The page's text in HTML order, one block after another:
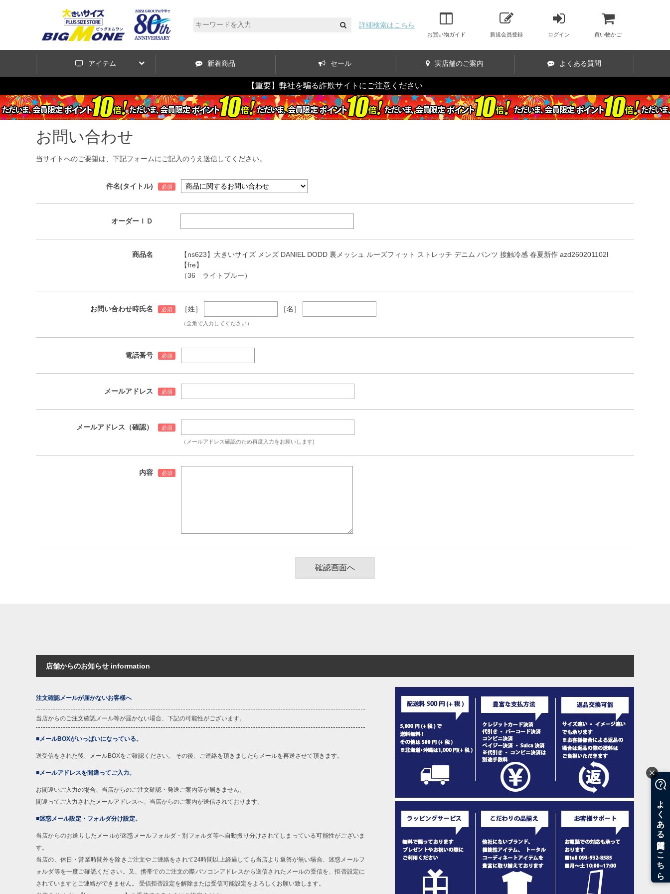
詳細検索はこちら
お買い物ガイド 新規会員登録 ログイン 買い物かご
アイテム 新着商品 セール 実店舗のご案内 よくある質問
【重要】弊社を騙る詐欺サイトにご注意ください
お問い合わせ
当サイトへのご要望は、下記フォームにご記入のうえ送信してください。
件名(タイトル)
オーダーＩＤ
商品名
【ns623】大きいサイズ メンズ DANIEL DODD 裏メッシュ ルーズフィット ストレッチ デニム パンツ 接触冷感 春夏新作 azd260201102l
【fre】
（36 ライトブルー）
お問い合わせ時氏名 ［姓］ ［名］
（全角で入力してください）
電話番号
メールアドレス
メールアドレス（確認）
（メールアドレス確認のため再度入力をお願いします)
内容
店舗からのお知らせ information
注文確認メールが届かないお客様へ
当店からのご注文確認メール等が届かない場合、下記の可能性がございます。
■メールBOXがいっぱいになっている。
送受信をされた後、メールBOXをご確認ください。 その後、ご連絡を頂きましたらメールを再送させて頂きます。
■メールアドレスを間違ってご入力。
お間違いご入力の場合、当店からのご注文確認・発送ご案内等が届きません。
間違ってご入力されたメールアドレスへ、当店からのご案内が送信されております。
■迷惑メール設定・フォルダ分け設定。
当店からのお送りしたメールが迷惑メールフォルダ・別フォルダ等へ自動振り分けされてしまっている可能性がございま
す。
当店の、休日・営業時間外を除きご注文やご連絡をされて24時間以上経過しても当店より返答が無い場合、迷惑メールフ
ォルダ等を一度ご確認くだ さい。又、携帯でのご注文の際パソコンアドレスから送信されたメールの受信を、拒否設定に
されていますとご連絡ができません。 受信拒否設定を解除または受信可能設定をよろしくお願い致します。